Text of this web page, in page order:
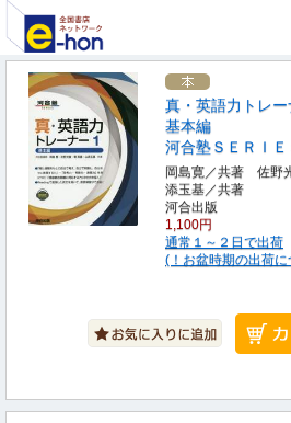
真・英語力トレ
基本編
河合塾ＳＥＲＩＥ
岡島寛／共著 佐野
添玉基／共著
河合出版
1,100円
通常１～２日で出荷
(！お盆時期の出荷